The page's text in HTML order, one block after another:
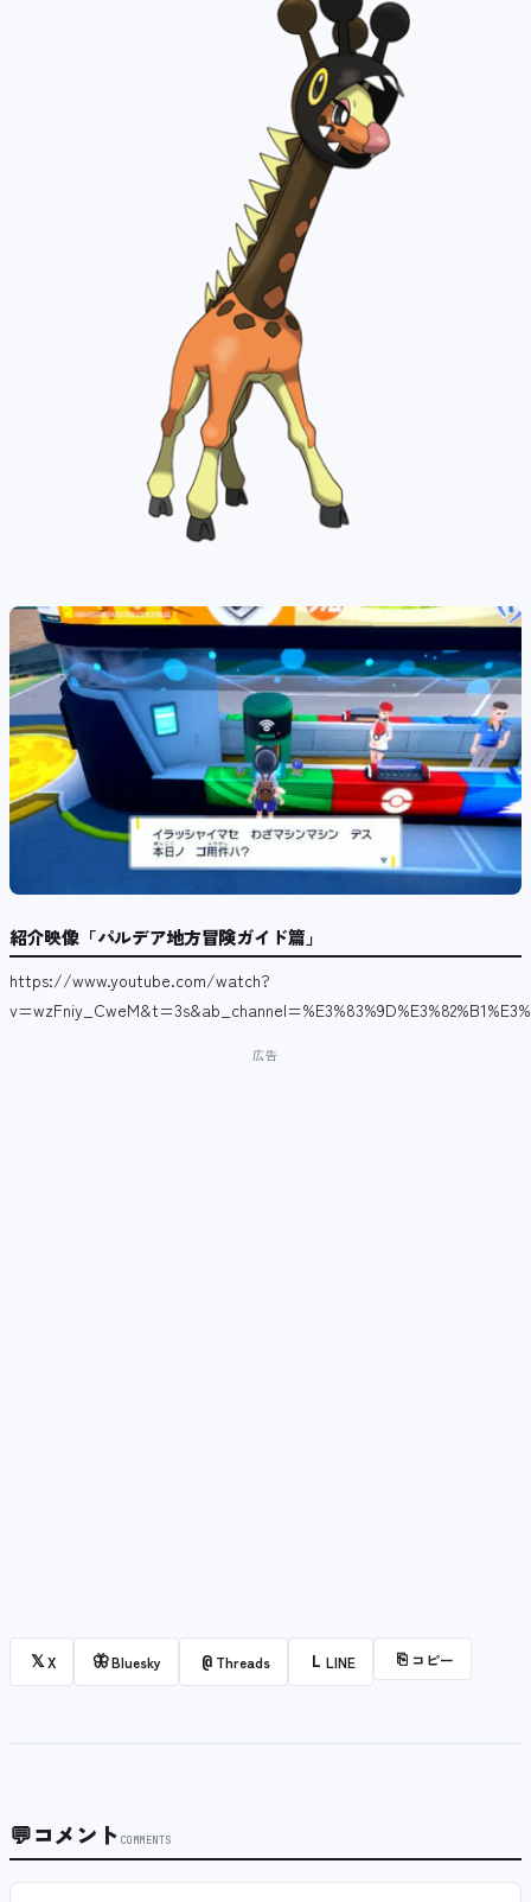
紹介映像「パルデア地方冒険ガイド篇」
https://www.youtube.com/watch?
𝕏X 🦋Bluesky @ Threads L LINE ⎘ コピー
💬コメント COMMENTS